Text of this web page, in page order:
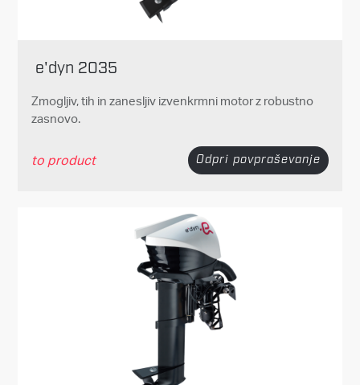
e'dyn 2035
Zmogljiv, tih in zanesljiv izvenkrmni motor z robustno
zasnovo.
to product Odpri povpraševanje